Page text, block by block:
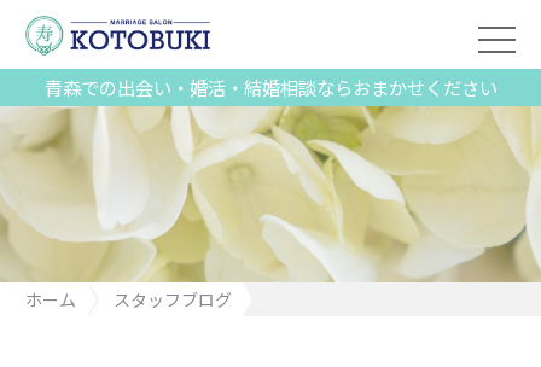
青森での出会い・婚活・結婚相談ならおまかせください
ホーム
スタッフブログ